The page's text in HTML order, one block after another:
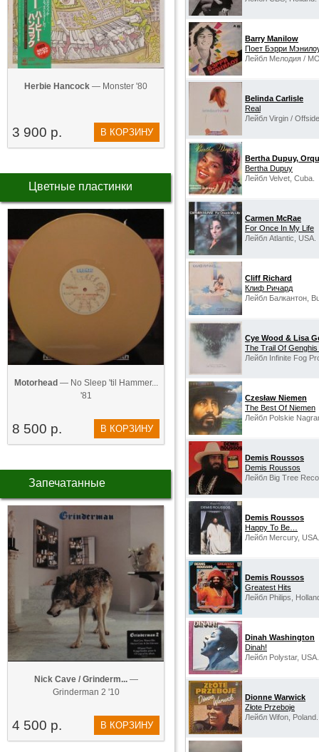
Herbie Hancock — Monster '80
3 900 р. В КОРЗИНУ
Цветные пластинки
Motorhead — No Sleep 'til Hammer...
'81
8 500 р. В КОРЗИНУ
Запечатанные
Nick Cave / Grinderm...—
Grinderman 2 '10
4 500 р. В КОРЗИНУ
Barry Manilow
Поет Бэрри
Лейбл Мелодия /
Belinda Carlisle
Real
Лейбл Virgin /
Bertha Dupuy,
Bertha Dupuy
Лейбл Velvet, Cuba.
Carmen McRae
‎For Once In My Life
Лейбл Atlantic, USA.
Cliff Richard
Клиф Ричард
Лейбл Балкантон,
Cye Wood & Lisa
The Trail Of Genghis
Лейбл Infinite Fog
Czesław Niemen
The Best Of Niemen
Лейбл Polskie
Demis Roussos
Demis Roussos
Лейбл Big Tree
Demis Roussos
Happy To Be…
Лейбл Mercury, USA.
Demis Roussos
Greatest Hits
Лейбл Philips,
Dinah Washington
Dinah!
Лейбл Polystar, USA.
Dionne Warwick
Złote Przeboje
Лейбл Wifon, Poland.